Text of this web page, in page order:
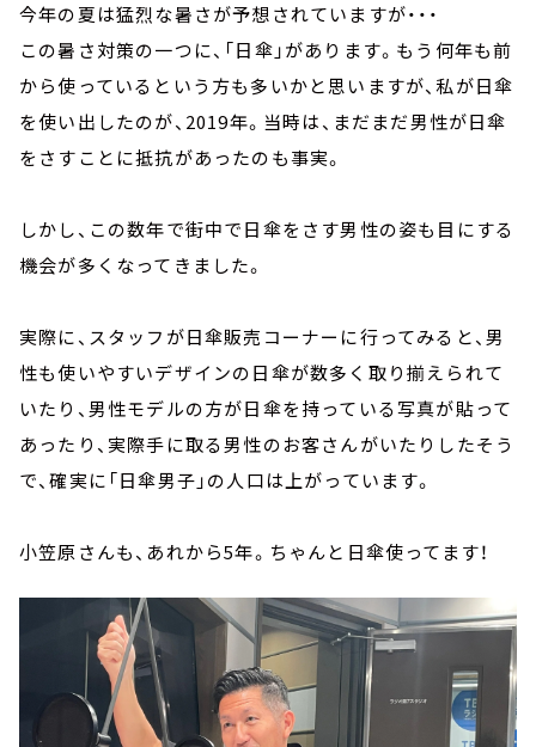
今年の夏は猛烈な暑さが予想されていますが・・・
この暑さ対策の一つに、「日傘」があります。もう何年も前
から使っているという方も多いかと思いますが、私が日傘
を使い出したのが、2019年。当時は、まだまだ男性が日傘
をさすことに抵抗があったのも事実。
しかし、この数年で街中で日傘をさす男性の姿も目にする
機会が多くなってきました。
実際に、スタッフが日傘販売コーナーに行ってみると、男
性も使いやすいデザインの日傘が数多く取り揃えられて
いたり、男性モデルの方が日傘を持っている写真が貼って
あったり、実際手に取る男性のお客さんがいたりしたそう
で、確実に「日傘男子」の人口は上がっています。
小笠原さんも、あれから5年。ちゃんと日傘使ってます！